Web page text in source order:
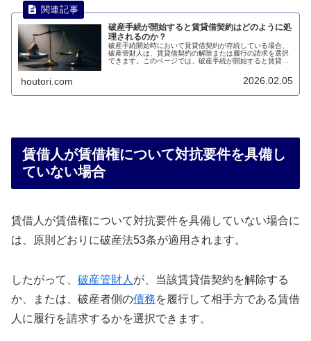
破産手続が開始すると賃貸借契約はどのように処
理されるのか？
破産手続開始時において賃貸借契約が存続している場合、
破産管財人は、賃貸借契約の解除または履行の請求を選択
できます。このページでは、破産手続が開始すると賃貸借
houtori.com 2026.02.05
賃借人が賃借権について対抗要件を具備し
ていない場合
賃借人が賃借権について対抗要件を具備していない場合に
は、原則どおりに破産法53条が適用されます。
したがって、 破産管財人 が、当該賃貸借契約を解除する
か、または、破産者側の債務を履行して相手方である賃借
人に履行を請求するかを選択できます。